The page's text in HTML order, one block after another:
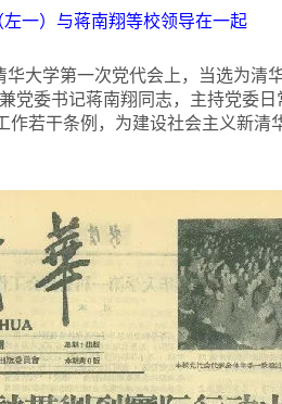
左一）与蒋南翔等校领导在一起
大学第一次党代会上，当选为清
党委书记蒋南翔同志，主持党委
若干条例，为建设社会主义新清